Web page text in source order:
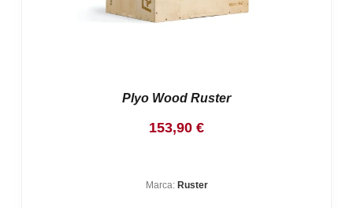
Plyo Wood Ruster
153,90 €
Marca: Ruster